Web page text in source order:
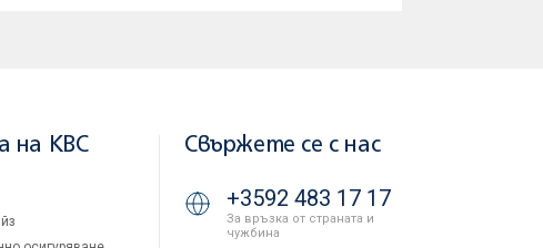
на KBC Свържете се с нас
+3592 483 17 17
За връзка от страната и
чужбина